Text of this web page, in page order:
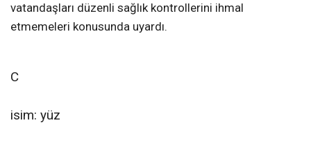
vatandaşları düzenli sağlık kontrollerini ihmal
etmemeleri konusunda uyardı.
C
isim: yüz